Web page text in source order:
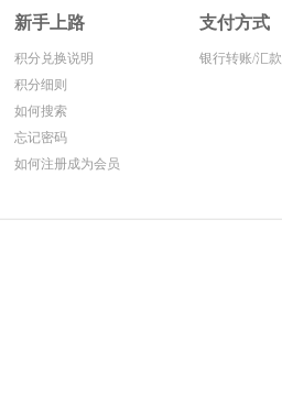
新手上路
积分兑换说明
积分细则
如何搜索
忘记密码
如何注册成为会员
支付方式
银行转账/汇款